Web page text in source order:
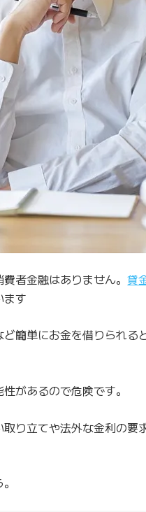
者金融はありません。貸
ます
簡単にお金を借りられる
があるので危険です。
り立てや法外な金利の要